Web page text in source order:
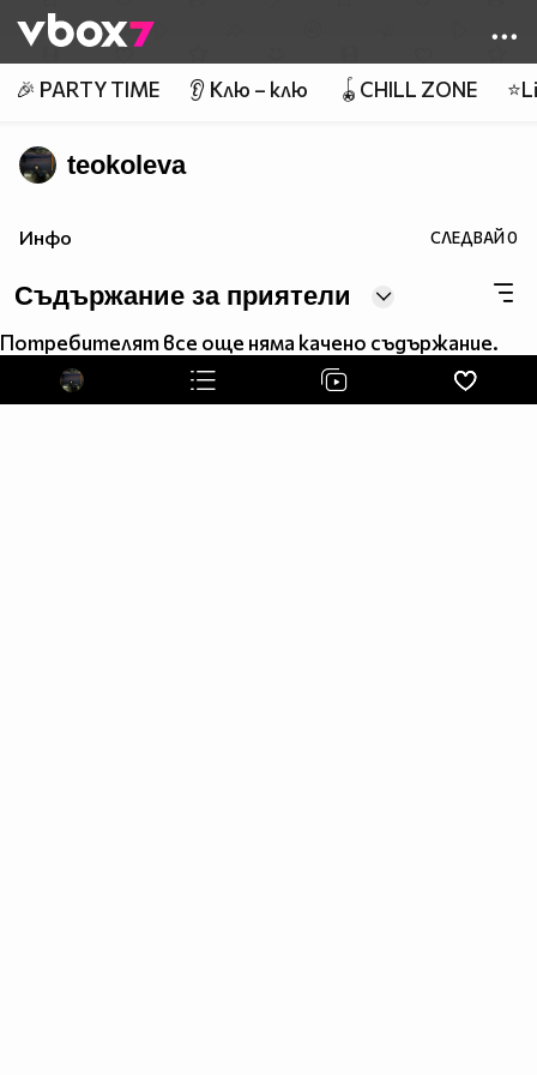
👾
🎉 PARTY TIME 👂 Клю – клю 🪀CHILL ZONE
teokoleva
Инфо СЛЕДВАЙ0
Съдържание за приятели
Потребителят все още няма качено съдържание.